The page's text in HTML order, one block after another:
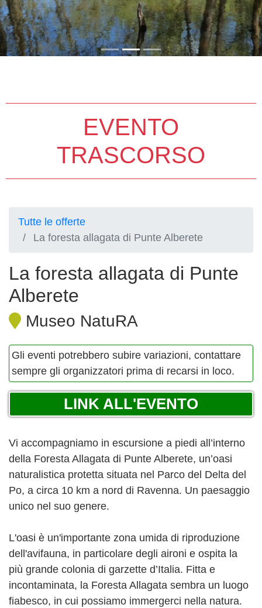
EVENTO
TRASCORSO
Tutte le offerte
La foresta allagata di Punte Alberete
La foresta allagata di Punte
Alberete
Museo NatuRA
Gli eventi potrebbero subire variazioni, contattare
sempre gli organizzatori prima di recarsi in loco.
LINK ALL'EVENTO
Vi accompagniamo in escursione a piedi all’interno
della Foresta Allagata di Punte Alberete, un’oasi
naturalistica protetta situata nel Parco del Delta del
Po, a circa 10 km a nord di Ravenna. Un paesaggio
unico nel suo genere.
L'oasi è un'importante zona umida di riproduzione
dell'avifauna, in particolare degli aironi e ospita la
più grande colonia di garzette d’Italia. Fitta e
incontaminata, la Foresta Allagata sembra un luogo
fiabesco, in cui possiamo immergerci nella natura.